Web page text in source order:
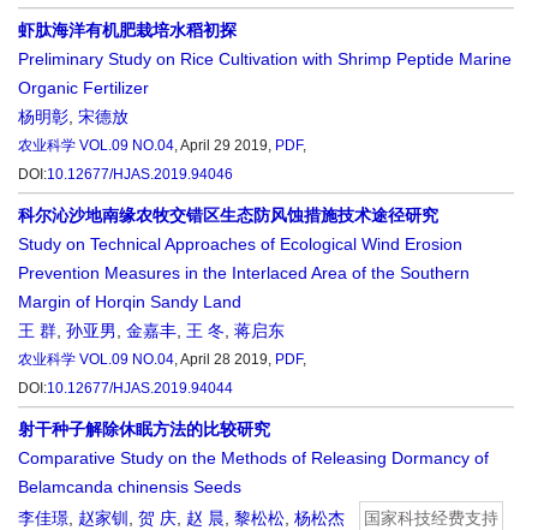
虾肽海洋有机肥栽培水稻初探
Preliminary Study on Rice Cultivation with Shrimp Peptide Marine
Organic Fertilizer
杨明彰 宋德放
农业科学 VOL.09 NO.04, April 29 2019, PDF,
DOI:10.12677/HJAS.2019.94046
科尔沁沙地南缘农牧交错区生态防风蚀措施技术途径研究
Study on Technical Approaches of Ecological Wind Erosion
Prevention Measures in the Interlaced Area of the Southern
Margin of Horqin Sandy Land
王 群 孙亚男 金嘉丰 王 冬 蒋启东
农业科学 VOL.09 NO.04, April 28 2019, PDF,
DOI:10.12677/HJAS.2019.94044
射干种子解除休眠方法的比较研究
Comparative Study on the Methods of Releasing Dormancy of
Belamcanda chinensis Seeds
李佳璟 赵家钏 贺 庆 赵 晨 黎松松 杨松杰 国家科技经费支持